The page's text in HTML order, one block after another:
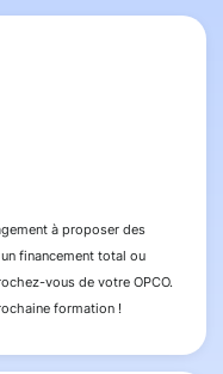
à proposer des
financement total ou
vous de votre OPCO.
formation !